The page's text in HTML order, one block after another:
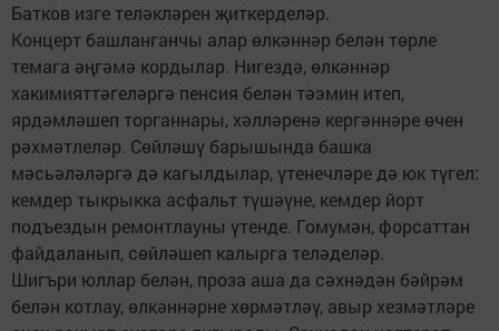
Батков изге теләкләрен җиткерделәр.
Концерт башланганчы алар өлкәннәр белән төрле
темага әңгәмә кордылар. Нигездә, өлкәннәр
хакимияттәгеләргә пенсия белән тәэмин итеп,
ярдәмләшеп торганнары, хәлләренә кергәннәре өчен
рәхмәтлеләр. Сөйләшү барышында башка
мәсьәләләргә дә кагылдылар, үтенечләре дә юк түгел:
кемдер тыкрыкка асфальт түшәүне, кемдер йорт
подъездын ремонтлауны үтенде. Гомумән, форсаттан
файдаланып, сөйләшеп калырга теләделәр.
Шигъри юллар белән, проза аша да сәхнәдән бәйрәм
белән котлау, өлкәннәрне хөрмәтләү, авыр хезмәтләре